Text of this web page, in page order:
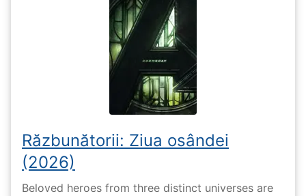
Răzbunătorii: Ziua osândei
(2026)
Beloved heroes from three distinct universes are